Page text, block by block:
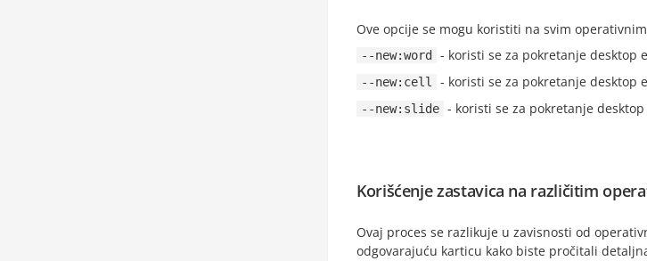
Ove opcije se mogu koristiti na svim
--new:word - koristi se za pokretanje desktop
--new:cell - koristi se za pokretanje desktop
--new:slide - koristi se za pokretanje
Korišćenje zastavica na različitim
Ovaj proces se razlikuje u zavisnosti od
odgovarajuću karticu kako biste pročitali